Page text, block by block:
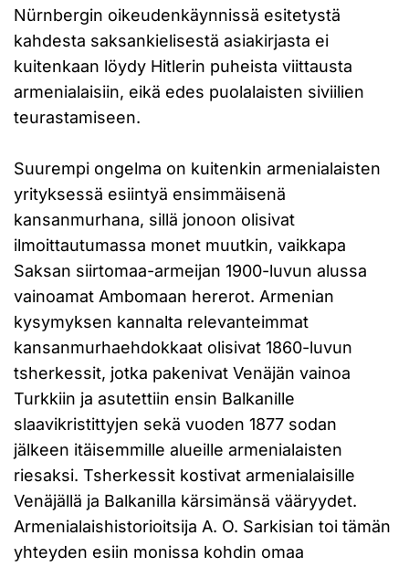
Nürnbergin oikeudenkäynnissä esitetystä
kahdesta saksankielisestä asiakirjasta ei
kuitenkaan löydy Hitlerin puheista viittausta
armenialaisiin, eikä edes puolalaisten siviilien
teurastamiseen.
Suurempi ongelma on kuitenkin armenialaisten
yrityksessä esiintyä ensimmäisenä
kansanmurhana, sillä jonoon olisivat
ilmoittautumassa monet muutkin, vaikkapa
Saksan siirtomaa-armeijan 1900-luvun alussa
vainoamat Ambomaan hererot. Armenian
kysymyksen kannalta relevanteimmat
kansanmurhaehdokkaat olisivat 1860-luvun
tsherkessit, jotka pakenivat Venäjän vainoa
Turkkiin ja asutettiin ensin Balkanille
slaavikristittyjen sekä vuoden 1877 sodan
jälkeen itäisemmille alueille armenialaisten
riesaksi. Tsherkessit kostivat armenialaisille
Venäjällä ja Balkanilla kärsimänsä vääryydet.
Armenialaishistorioitsija A. O. Sarkisian toi tämän
yhteyden esiin monissa kohdin omaa